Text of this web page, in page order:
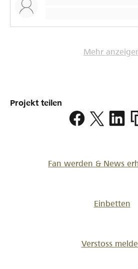
Mehr
Projekt teilen
Fan werden & News
Einbetten
Verstoss